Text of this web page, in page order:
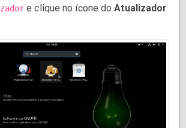
e clique no ícone doAtualizador